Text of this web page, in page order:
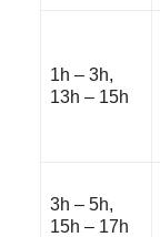
1h – 3h,
13h – 15h
3h – 5h,
15h – 17h